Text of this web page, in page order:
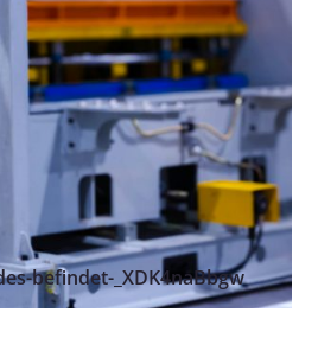
befindet-_XDK4naBbgw